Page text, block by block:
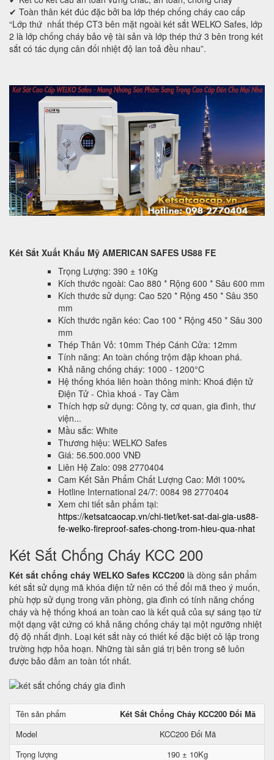
✔ Toàn thân két đúc đặc bởi ba lớp thép chống cháy cao cấp
“Lớp thứ nhất thép CT3 bên mặt ngoài két sắt WELKO Safes, lớp
2 là lớp chống cháy bảo vệ tài sản và lớp thép thứ 3 bên trong két
sắt có tác dụng cân đối nhiệt độ lan toả đều nhau”.
Két Sắt Xuất Khẩu Mỹ AMERICAN SAFES US88 FE
Trọng Lượng: 390 ± 10Kg
Kích thước ngoài: Cao 880 * Rộng 600 * Sâu 600 mm
Kích thước sử dụng: Cao 520 * Rộng 450 * Sâu 350
mm
Kích thước ngăn kéo: Cao 100 * Rộng 450 * Sâu 300
mm
Thép Thân Vỏ: 10mm Thép Cánh Cửa: 12mm
Tính năng: An toàn chống trộm đập khoan phá.
Khả năng chống cháy: 1000 - 1200°C
Hệ thống khóa liên hoàn thông minh: Khoá điện tử
Điện Tử - Chìa khoá - Tay Cầm
Thích hợp sử dụng: Công ty, cơ quan, gia đình, thư
viện...
Mầu sắc: White
Thương hiệu: WELKO Safes
Giá: 56.500.000 VNĐ
Liên Hệ Zalo: 098 2770404
Cam Kết Sản Phẩm Chất Lượng Cao: Mới 100%
Hotline International 24/7: 0084 98 2770404
Xem chi tiết sản phẩm tại:
https://ketsatcaocap.vn/chi-tiet/ket-sat-dai-gia-us88-
fe-welko-fireproof-safes-chong-trom-hieu-qua-nhat
Két Sắt Chống Cháy KCC 200
Két sắt chống cháy WELKO Safes KCC200 là dòng sản phẩm
két sắt sử dụng mã khóa điện tử nên có thể đổi mã theo ý muốn,
phù hợp sử dụng trong văn phòng, gia đình có tính năng chống
cháy và hệ thống khoá an toàn cao là kết quả của sự sáng tạo từ
một dạng vật cứng có khả năng chống cháy tại một ngưỡng nhiệt
độ độ nhất định. Loại két sắt này có thiết kế đặc biệt cô lập trong
trường hợp hỏa hoạn. Những tài sản giá trị bên trong sẽ luôn
được bảo đảm an toàn tốt nhất.
Tên sản phẩm
Két Sắt Chống Cháy KCC200 Đổi Mã
Model
KCC200 Đổi Mã
Trọng lượng
190 ± 10Kg